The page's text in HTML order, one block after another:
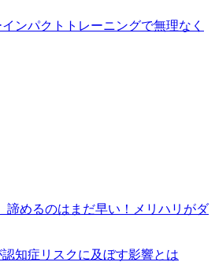
ンパクトトレーニングで無理なく
諦めるのはまだ早い！メリハリがダ
認知症リスクに及ぼす影響とは